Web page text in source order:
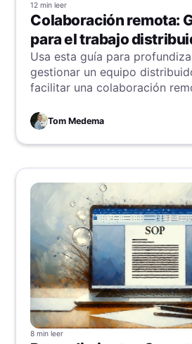
12 min leer
Colaboración remota:
para el trabajo
Usa esta guía para
gestionar un equipo
facilitar una colaboración
Tom Medema
8 min leer